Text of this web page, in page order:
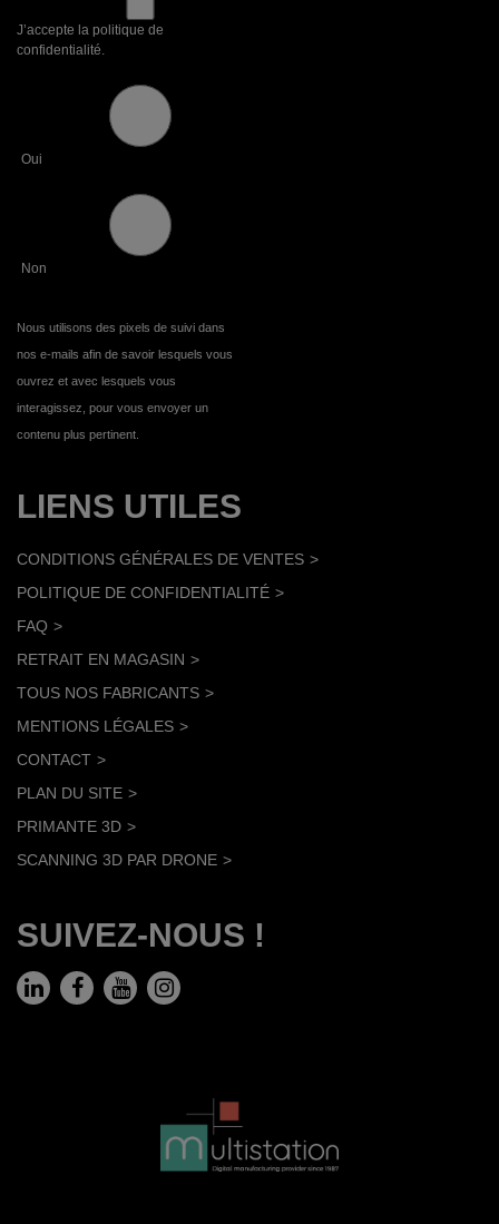
J’accepte la politique de
confidentialité.
Oui
Non
Nous utilisons des pixels de suivi dans
nos e-mails afin de savoir lesquels vous
ouvrez et avec lesquels vous
interagissez, pour vous envoyer un
contenu plus pertinent.
LIENS UTILES
CONDITIONS GÉNÉRALES DE VENTES
POLITIQUE DE CONFIDENTIALITÉ
FAQ
RETRAIT EN MAGASIN
TOUS NOS FABRICANTS
MENTIONS LÉGALES
CONTACT
PLAN DU SITE
PRIMANTE 3D
SCANNING 3D PAR DRONE
SUIVEZ-NOUS !